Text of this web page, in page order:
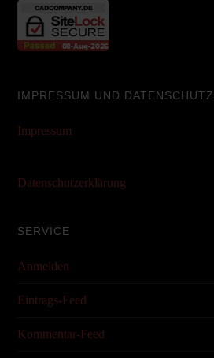
IMPRESSUM UND DATENSCHUTZ
Impressum
Datenschutzerklärung
SERVICE
Anmelden
Eintrags-Feed
Kommentar-Feed